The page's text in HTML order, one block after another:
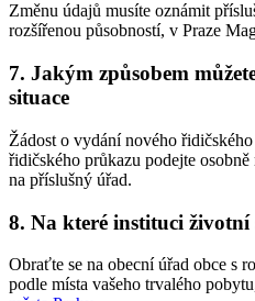
Změnu údajů musíte oznámit
rozšířenou působností, v Praze
7. Jakým způsobem
situace
Žádost o vydání nového
řidičského průkazu podejte
na příslušný úřad.
8. Na které instituci životní
Obraťte se na obecní úřad obce s
podle místa vašeho trvalého